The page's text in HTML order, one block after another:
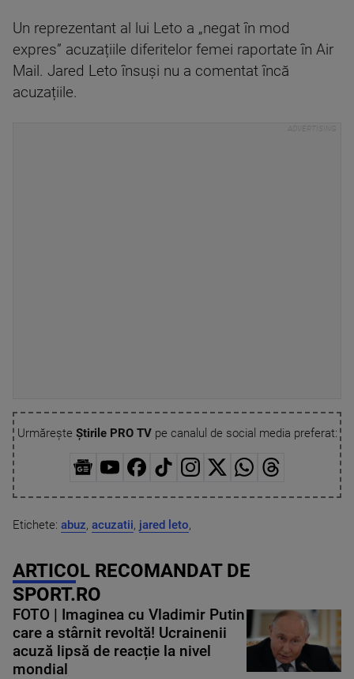
Un reprezentant al lui Leto a „negat în mod
expres” acuzațiile diferitelor femei raportate în Air
Mail. Jared Leto însuși nu a comentat încă
acuzațiile.
Urmărește Știrile PRO TVpe canalul de social media preferat:
Etichete: abuz, acuzatii, jared leto,
ARTICOL RECOMANDAT DE
SPORT.RO
FOTO | Imaginea cu Vladimir Putin
care a stârnit revoltă! Ucrainenii
acuză lipsă de reacție la nivel
mondial